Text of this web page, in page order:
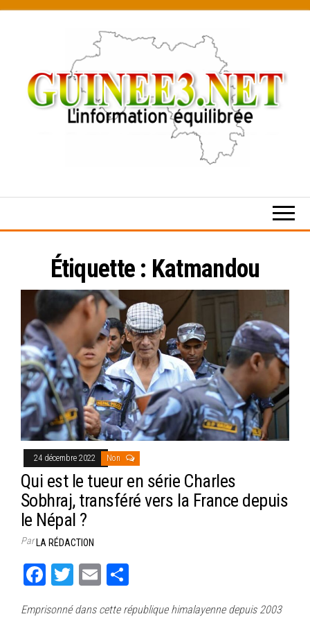
content
Étiquette : Katmandou
24 décembre 2022 Non
Qui est le tueur en série Charles
Sobhraj, transféré vers la France depuis
le Népal ?
ParLA RÉDACTION
Fa
T
E
Emprisonné dans cette république himalayenne depuis 2003